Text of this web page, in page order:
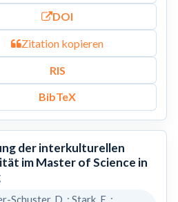
DOI
Zitation kopieren
RIS
BibTeX
der interkulturellen
im Master of Science in
Schuster, D. ; Stark, E. ;